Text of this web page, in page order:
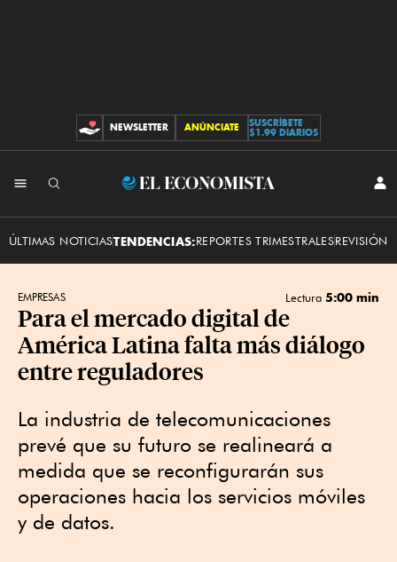
CONTRIBUCIONES
NEWSLETTER ANÚNCIATE
SUSCRÍBETE
$1.99 DIARIOS
El
ÚLTIMAS NOTICIASTENDENCIAS:REPORTES TRIMESTRALESREVISIÓN
EMPRESAS Lectura 5:00 min
Para el mercado digital de
América Latina falta más diálogo
entre reguladores
La industria de telecomunicaciones
prevé que su futuro se realineará a
medida que se reconfigurarán sus
operaciones hacia los servicios móviles
y de datos.